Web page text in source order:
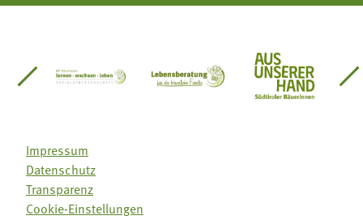
Südtirol
Gärtnervereinigung
Sozialgenossenschaft Mit Bäuerinnen lernen -
Lebensberatung für dieAus unserer
Impressum
Datenschutz
Transparenz
Cookie-Einstellungen